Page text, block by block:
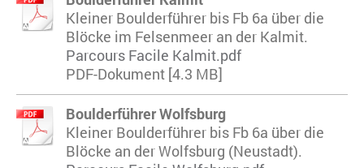
Kleiner Boulderführer bis Fb 6a über die
Blöcke im Felsenmeer an der Kalmit.
Parcours Facile Kalmit.pdf
PDF-Dokument [4.3 MB]
Boulderführer Wolfsburg
Kleiner Boulderführer bis Fb 6a über die
Blöcke an der Wolfsburg (Neustadt).